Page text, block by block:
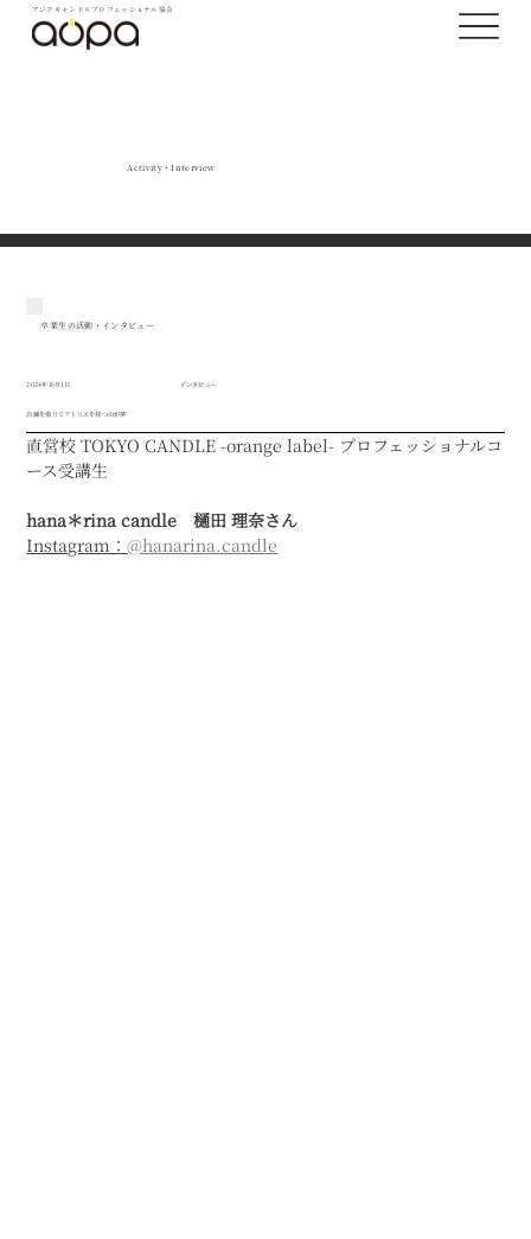
アジアキャンドルプロフェッショナル協会
Activity・Interview
卒業生の活動・インタビュー
2024年10月1日 インタビュー
店舗を借りてアトリエを持つのが夢
直営校 TOKYO CANDLE -orange label- プロフェッショナルコ
ース受講生
hana＊rina candle　樋田 理奈さん
Instagram：@hanarina.candle